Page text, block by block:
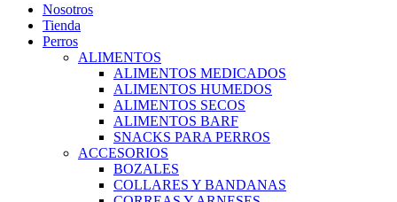
Nosotros
Tienda
Perros
ALIMENTOS
ALIMENTOS MEDICADOS
ALIMENTOS HUMEDOS
ALIMENTOS SECOS
ALIMENTOS BARF
SNACKS PARA PERROS
ACCESORIOS
BOZALES
COLLARES Y BANDANAS